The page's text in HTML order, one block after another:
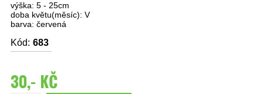
výška: 5 - 25cm
doba květu(měsíc): V
barva: červená
Kód: 683
30,- KČ